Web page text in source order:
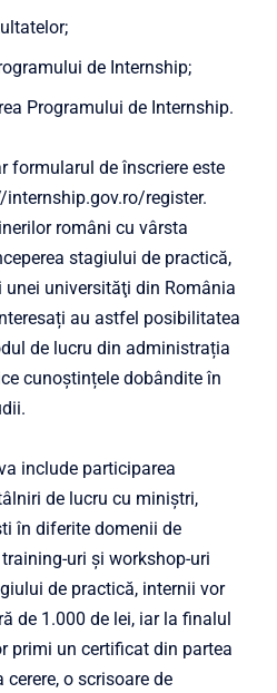
de Internship;
Programului de Internship.
formularul de înscriere este
internship.gov.ro/register.
români cu vârsta
stagiului de practică,
universităţi din România
au astfel posibilitatea
de lucru din administrația
cunoștințele dobândite în
include participarea
de lucru cu miniștri,
în diferite domenii de
uri și workshop-uri
de practică, internii vor
de 1.000 de lei, iar la finalul
primi un certificat din partea
o scrisoare de